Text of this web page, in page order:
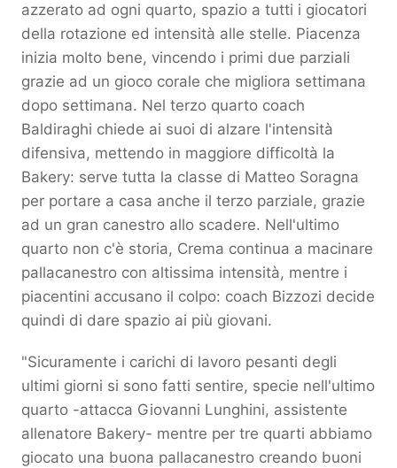
azzerato ad ogni quarto, spazio a tutti i giocatori
della rotazione ed intensità alle stelle. Piacenza
inizia molto bene, vincendo i primi due parziali
grazie ad un gioco corale che migliora settimana
dopo settimana. Nel terzo quarto coach
Baldiraghi chiede ai suoi di alzare l'intensità
difensiva, mettendo in maggiore difficoltà la
Bakery: serve tutta la classe di Matteo Soragna
per portare a casa anche il terzo parziale, grazie
ad un gran canestro allo scadere. Nell'ultimo
quarto non c'è storia, Crema continua a macinare
pallacanestro con altissima intensità, mentre i
piacentini accusano il colpo: coach Bizzozi decide
quindi di dare spazio ai più giovani.
"Sicuramente i carichi di lavoro pesanti degli
ultimi giorni si sono fatti sentire, specie nell'ultimo
quarto -attacca Giovanni Lunghini, assistente
allenatore Bakery- mentre per tre quarti abbiamo
giocato una buona pallacanestro creando buoni